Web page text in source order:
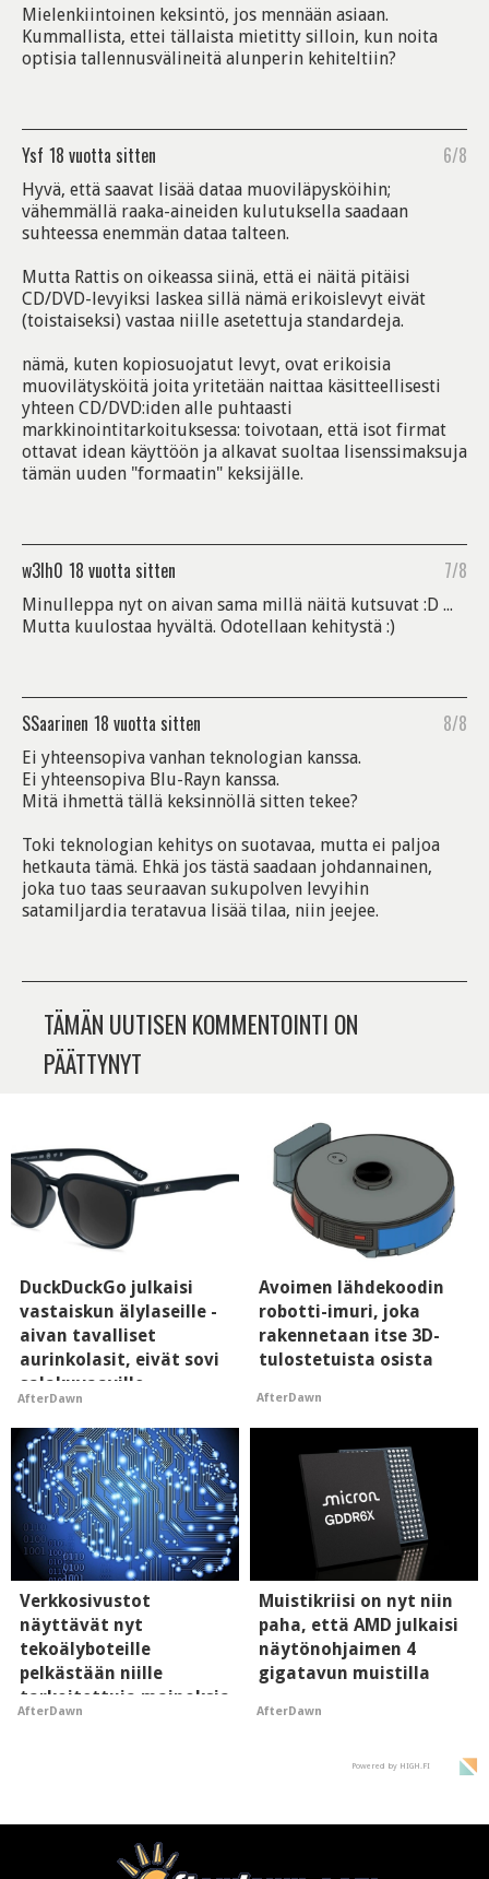
Mielenkiintoinen keksintö, jos mennään asiaan.
Kummallista, ettei tällaista mietitty silloin, kun noita
optisia tallennusvälineitä alunperin kehiteltiin?
Ysf 18 vuotta sitten 6/8
Hyvä, että saavat lisää dataa muoviläpysköihin;
vähemmällä raaka-aineiden kulutuksella saadaan
suhteessa enemmän dataa talteen.
Mutta Rattis on oikeassa siinä, että ei näitä pitäisi
CD/DVD-levyiksi laskea sillä nämä erikoislevyt eivät
(toistaiseksi) vastaa niille asetettuja standardeja.
nämä, kuten kopiosuojatut levyt, ovat erikoisia
muovilätysköitä joita yritetään naittaa käsitteellisesti
yhteen CD/DVD:iden alle puhtaasti
markkinointitarkoituksessa: toivotaan, että isot firmat
ottavat idean käyttöön ja alkavat suoltaa lisenssimaksuja
tämän uuden "formaatin" keksijälle.
w3lh0 18 vuotta sitten 7/8
Minulleppa nyt on aivan sama millä näitä kutsuvat :D ...
Mutta kuulostaa hyvältä. Odotellaan kehitystä :)
SSaarinen 18 vuotta sitten 8/8
Ei yhteensopiva vanhan teknologian kanssa.
Ei yhteensopiva Blu-Rayn kanssa.
Mitä ihmettä tällä keksinnöllä sitten tekee?
Toki teknologian kehitys on suotavaa, mutta ei paljoa
hetkauta tämä. Ehkä jos tästä saadaan johdannainen,
joka tuo taas seuraavan sukupolven levyihin
satamiljardia teratavua lisää tilaa, niin jeejee.
TÄMÄN UUTISEN KOMMENTOINTI ON
PÄÄTTYNYT
DuckDuckGo julkaisi
vastaiskun älylaseille -
aivan tavalliset
aurinkolasit, eivät sovi
salakuvaaville
hyypiöille
AfterDawn
Avoimen lähdekoodin
robotti-imuri, joka
rakennetaan itse 3D-
tulostetuista osista
AfterDawn
Verkkosivustot
näyttävät nyt
tekoälyboteille
pelkästään niille
tarkoitettuja mainoksia
- vaikuttaa tekoälyn
AfterDawn
Muistikriisi on nyt niin
paha, että AMD julkaisi
näytönohjaimen 4
gigatavun muistilla
AfterDawn
Powered by HIGH.FI